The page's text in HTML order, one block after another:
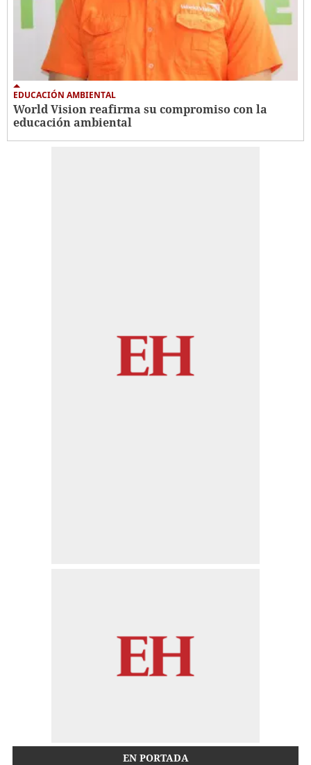
EDUCACIÓN AMBIENTAL
World Vision reafirma su compromiso con la
educación ambiental
EN PORTADA